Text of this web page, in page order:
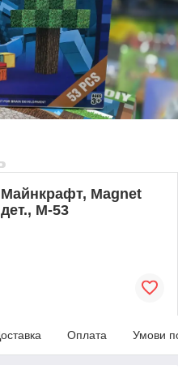
Майнкрафт, Magnet
M-53
Оплата Умови